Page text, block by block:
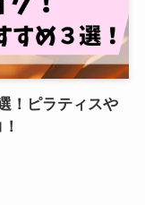
！ピラティスや